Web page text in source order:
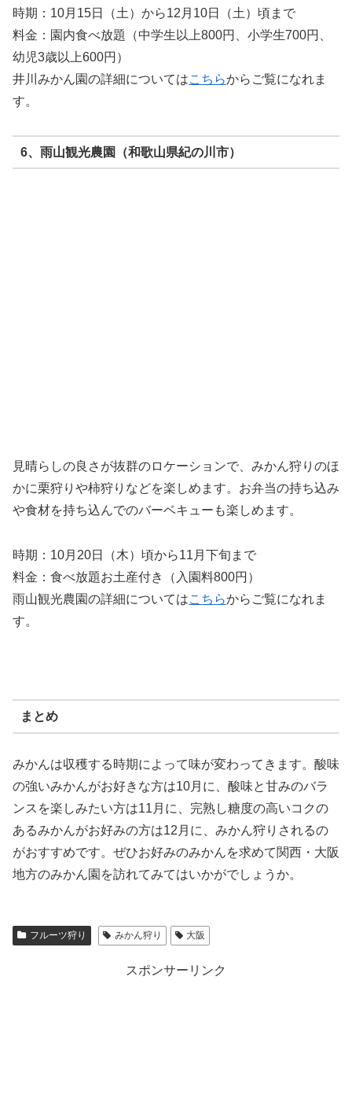
時期：10月15日（土）から12月10日（土）頃まで
料金：園内食べ放題（中学生以上800円、小学生700円、
幼児3歳以上600円）
井川みかん園の詳細についてはこちらからご覧になれま
す。
6、雨山観光農園（和歌山県紀の川市）
見晴らしの良さが抜群のロケーションで、みかん狩りのほ
かに栗狩りや柿狩りなどを楽しめます。お弁当の持ち込み
や食材を持ち込んでのバーベキューも楽しめます。
時期：10月20日（木）頃から11月下旬まで
料金：食べ放題お土産付き（入園料800円）
雨山観光農園の詳細についてはこちらからご覧になれま
す。
まとめ
みかんは収穫する時期によって味が変わってきます。酸味
の強いみかんがお好きな方は10月に、酸味と甘みのバラ
ンスを楽しみたい方は11月に、完熟し糖度の高いコクの
あるみかんがお好みの方は12月に、みかん狩りされるの
がおすすめです。ぜひお好みのみかんを求めて関西・大阪
地方のみかん園を訪れてみてはいかがでしょうか。
フルーツ狩り みかん狩り 大阪
スポンサーリンク